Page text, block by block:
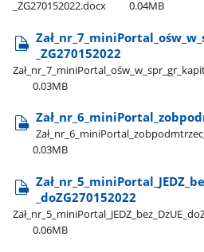
_ZG270152022.docx
0.04MB
_ZG270152022
0.03MB
0.03MB
_doZG270152022
0.06MB